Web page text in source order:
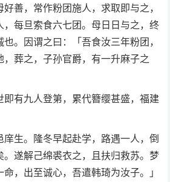
善，常作粉团施人，求取即与之，
每旦索食六七团。母日日与之，终
。因谓之曰：「吾食汝三年粉团，
葬之，子孙官爵，有一升麻子之
有九人登第，累代簪缨甚盛，福建
生。隆冬早起赴学，路遇一人，倒
。遂解己绵裘衣之，且扶归救苏。梦
，出至诚心，吾遣韩琦为汝子。」